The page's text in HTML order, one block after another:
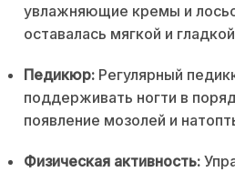
увлажняющие кремы и
оставалась мягкой и
Педикюр: Регулярный
поддерживать ногти в
появление мозолей и
Физическая активность: